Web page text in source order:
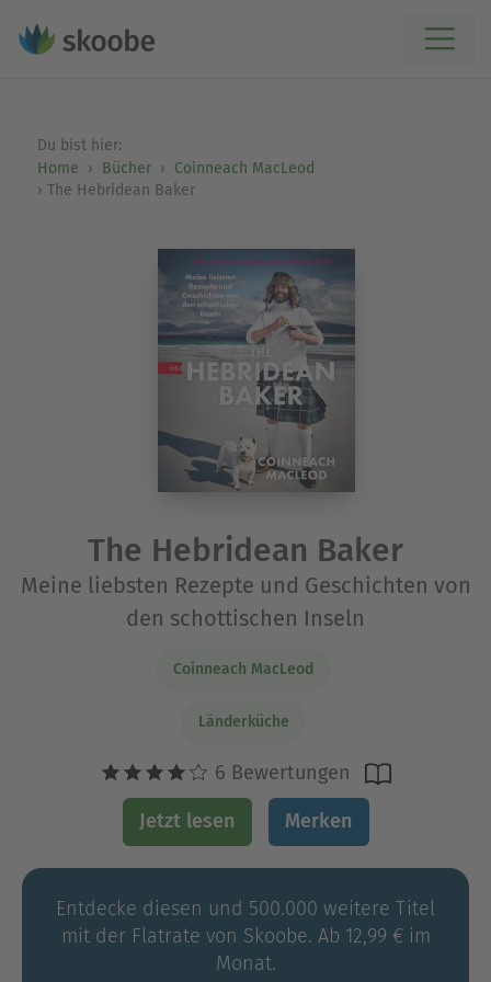
Du bist hier:
Home
Bücher
Coinneach MacLeod
The Hebridean Baker
The Hebridean Baker
Meine liebsten Rezepte und Geschichten von
den schottischen Inseln
Coinneach MacLeod
Länderküche
6 Bewertungen
Jetzt lesen Merken
Entdecke diesen und 500.000 weitere Titel
mit der Flatrate von Skoobe. Ab 12,99 € im
Monat.